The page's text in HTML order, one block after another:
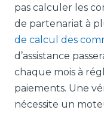
pas calculer les
de partenariat à
de calcul des
d’assistance
chaque mois à
paiements. Une
nécessite un